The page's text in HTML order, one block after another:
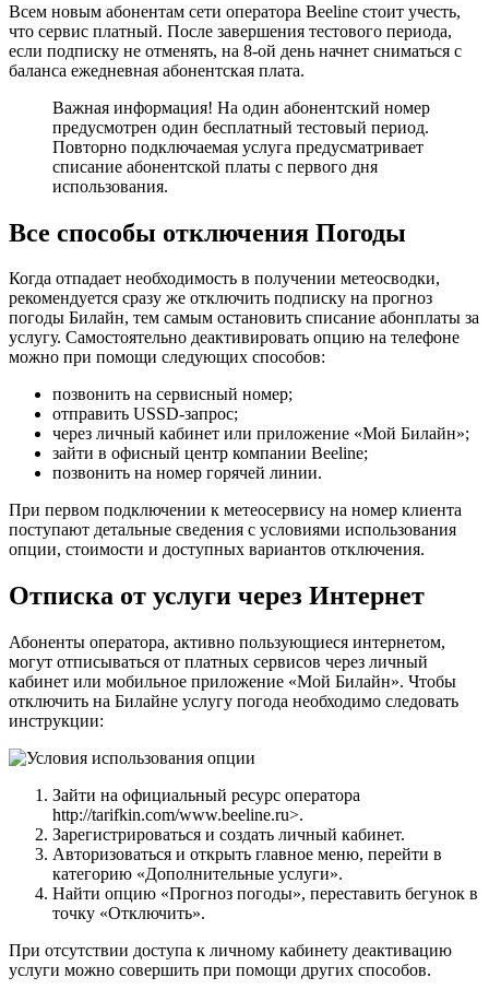
Всем новым абонентам сети оператора Beeline стоит учесть,
что сервис платный. После завершения тестового периода,
если подписку не отменять, на 8-ой день начнет сниматься с
баланса ежедневная абонентская плата.
Важная информация! На один абонентский номер
предусмотрен один бесплатный тестовый период.
Повторно подключаемая услуга предусматривает
списание абонентской платы с первого дня
использования.
Все способы отключения Погоды
Когда отпадает необходимость в получении метеосводки,
рекомендуется сразу же отключить подписку на прогноз
погоды Билайн, тем самым остановить списание абонплаты за
услугу. Самостоятельно деактивировать опцию на телефоне
можно при помощи следующих способов:
позвонить на сервисный номер;
отправить USSD-запрос;
через личный кабинет или приложение «Мой Билайн»;
зайти в офисный центр компании Beeline;
позвонить на номер горячей линии.
При первом подключении к метеосервису на номер клиента
поступают детальные сведения с условиями использования
опции, стоимости и доступных вариантов отключения.
Отписка от услуги через Интернет
Абоненты оператора, активно пользующиеся интернетом,
могут отписываться от платных сервисов через личный
кабинет или мобильное приложение «Мой Билайн». Чтобы
отключить на Билайне услугу погода необходимо следовать
инструкции:
Зайти на официальный ресурс оператора
http://tarifkin.com/www.beeline.ru>.
Зарегистрироваться и создать личный кабинет.
Авторизоваться и открыть главное меню, перейти в
категорию «Дополнительные услуги».
Найти опцию «Прогноз погоды», переставить бегунок в
точку «Отключить».
При отсутствии доступа к личному кабинету деактивацию
услуги можно совершить при помощи других способов.